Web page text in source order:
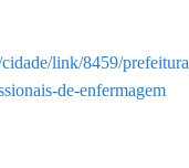
link/8459/
de-enfermagem